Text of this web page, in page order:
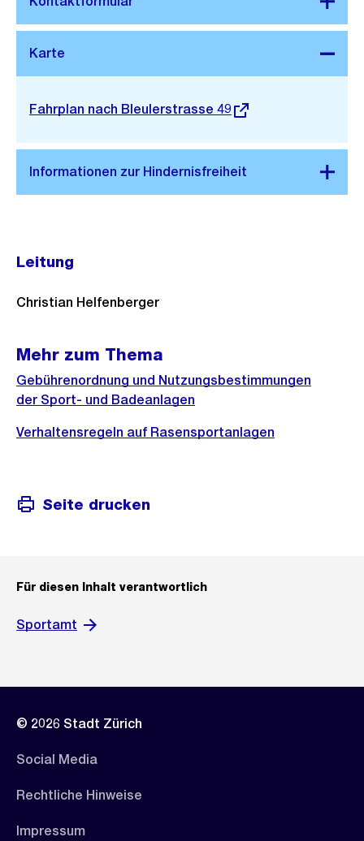
Stadtplan 3D
Externer
Fahrplan nach Bleulerstrasse 49
Leitung
Christian Helfenberger
Mehr zum Thema
Gebührenordnung und Nutzungsbestimmungen
der Sport- und Badeanlagen
Verhaltensregeln auf Rasensportanlagen
Seite drucken
Für diesen Inhalt verantwortlich
Sportamt
© 2026 Stadt Zürich
Social Media
Rechtliche Hinweise
Impressum